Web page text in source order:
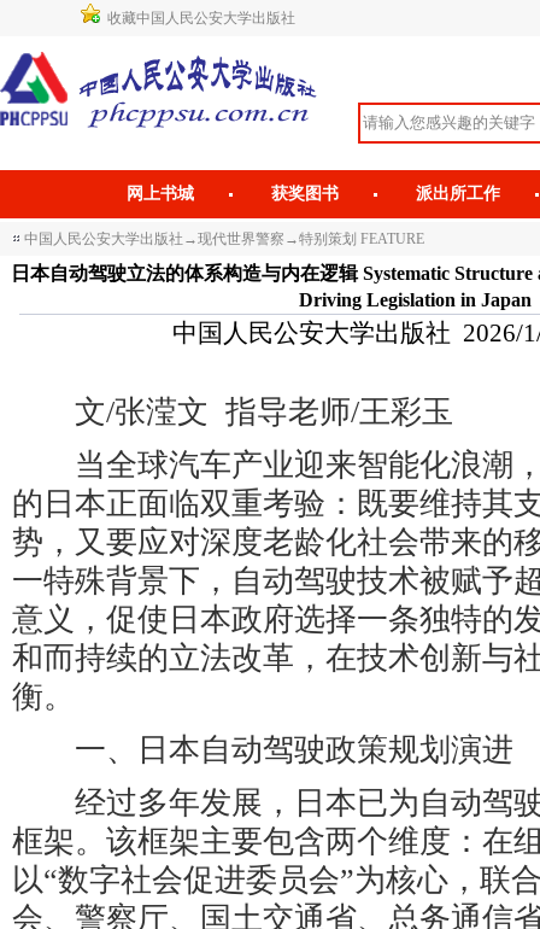
收藏中国人民公安大学出版社
网上书城 获奖图书 派出所工作
中国人民公安大学出版社 →现代世界警察 →特别策划 FEATURE
日本自动驾驶立法的体系构造与内在逻辑 Systematic
Driving Legislation in Japan
中国人民公安大学出版社 2026/
文/张滢文 指导老师/王彩玉
当全球汽车产业迎来智能化浪潮
的日本正面临双重考验：既要维持其
势，又要应对深度老龄化社会带来的
一特殊背景下，自动驾驶技术被赋予
意义，促使日本政府选择一条独特
和而持续的立法改革，在技术创新与
衡。
一、日本自动驾驶政策规划演进
经过多年发展，日本已为自动驾
框架。该框架主要包含两个维度：在
以“数字社会促进委员会”为核心，联
会、警察厅、国土交通省、总务通信